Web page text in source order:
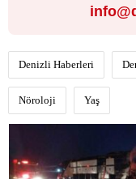
Denizli Haberleri
Nöroloji Yaş